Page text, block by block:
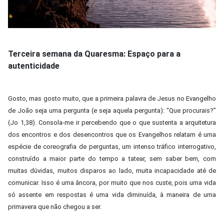
Terceira semana da Quaresma: Espaço para a
autenticidade
Gosto, mas gosto muito, que a primeira palavra de Jesus no Evangelho
de João seja uma pergunta (e seja aquela pergunta): “Que procurais?”
(Jo 1,38). Consola-me ir percebendo que o que sustenta a arquitetura
dos encontros e dos desencontros que os Evangelhos relatam é uma
espécie de coreografia de perguntas, um intenso tráfico interrogativo,
construído a maior parte do tempo a tatear, sem saber bem, com
muitas dúvidas, muitos disparos ao lado, muita incapacidade até de
comunicar. Isso é uma âncora, por muito que nos custe, pois uma vida
só assente em respostas é uma vida diminuída, à maneira de uma
primavera que não chegou a ser.